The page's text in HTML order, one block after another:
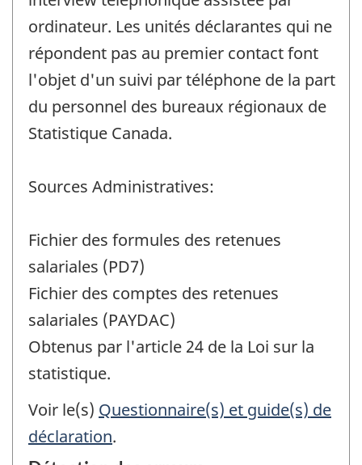
ordinateur. Les unités déclarantes qui ne
répondent pas au premier contact font
l'objet d'un suivi par téléphone de la part
du personnel des bureaux régionaux de
Statistique Canada.
Sources Administratives:
Fichier des formules des retenues
salariales (PD7)
Fichier des comptes des retenues
salariales (PAYDAC)
Obtenus par l'article 24 de la Loi sur la
statistique.
Voir le(s) Questionnaire(s) et guide(s) de
déclaration.